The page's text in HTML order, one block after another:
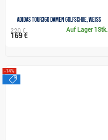
Adidas Tour360 Damen Golfschue, weiss
Auf Lager 1Stk.
220 €
169 €
-14%